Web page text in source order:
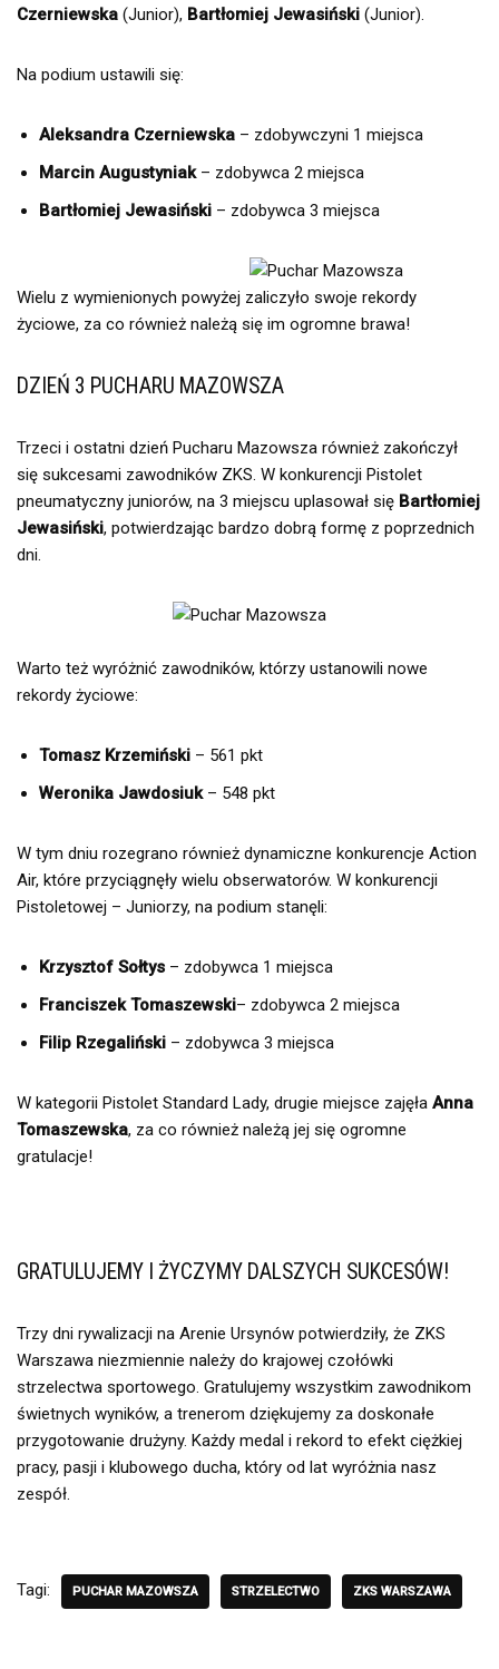
Czerniewska (Junior), Bartłomiej Jewasiński (Junior).
Na podium ustawili się:
Aleksandra Czerniewska – zdobywczyni 1 miejsca
Marcin Augustyniak– zdobywca 2 miejsca
Bartłomiej Jewasiński – zdobywca 3 miejsca
Wielu z wymienionych powyżej zaliczyło swoje rekordy
życiowe, za co również należą się im ogromne brawa!
DZIEŃ 3 PUCHARU MAZOWSZA
Trzeci i ostatni dzień Pucharu Mazowsza również zakończył
się sukcesami zawodników ZKS. W konkurencji Pistolet
pneumatyczny juniorów, na 3 miejscu uplasował się Bartłomiej
Jewasiński, potwierdzając bardzo dobrą formę z poprzednich
dni.
Warto też wyróżnić zawodników, którzy ustanowili nowe
rekordy życiowe:
Tomasz Krzemiński – 561 pkt
Weronika Jawdosiuk– 548 pkt
W tym dniu rozegrano również dynamiczne konkurencje Action
Air, które przyciągnęły wielu obserwatorów. W konkurencji
Pistoletowej – Juniorzy, na podium stanęli:
Krzysztof Sołtys – zdobywca 1 miejsca
Franciszek Tomaszewski– zdobywca 2 miejsca
Filip Rzegaliński – zdobywca 3 miejsca
W kategorii Pistolet Standard Lady, drugie miejsce zajęła Anna
Tomaszewska, za co również należą jej się ogromne
gratulacje!
GRATULUJEMY I ŻYCZYMY DALSZYCH SUKCESÓW!
Trzy dni rywalizacji na Arenie Ursynów potwierdziły, że ZKS
Warszawa niezmiennie należy do krajowej czołówki
strzelectwa sportowego. Gratulujemy wszystkim zawodnikom
świetnych wyników, a trenerom dziękujemy za doskonałe
przygotowanie drużyny. Każdy medal i rekord to efekt ciężkiej
pracy, pasji i klubowego ducha, który od lat wyróżnia nasz
zespół.
Tagi: PUCHAR MAZOWSZA STRZELECTWO ZKS WARSZAWA